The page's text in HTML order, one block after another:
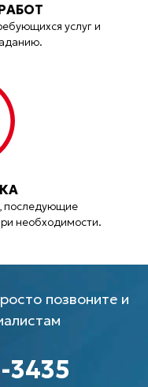
услуг и
последующие
необходимости.
позвоните и
3435